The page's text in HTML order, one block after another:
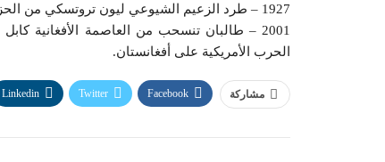
1927 – طرد الزعيم الشيوعي ليون تروتسكي من الحزب الشيوعي السوفييتي بعد صراع على السلطة مع جوزيف ستالين.
2001 – طالبان تنسحب من العاصمة الأفغانية
الحرب الأمريكية على أفغانستان.
مشاركة Facebook
Twitter
Linkedin